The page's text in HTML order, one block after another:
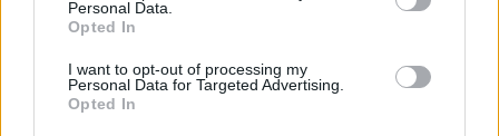
Personal Data.
Opted In
I want to opt-out of processing my
Personal Data for Targeted Advertising.
Opted In
17 milliót ér, a IX kerületi József Attila lakótelepen 21
milliót, a VIII kerületben 28-at, a Terézvárosban már
38 milliós értéken cserélne gazdát.